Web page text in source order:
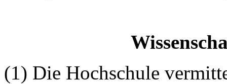
(1) Die Hochschule